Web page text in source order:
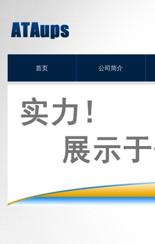
首页 公司简介